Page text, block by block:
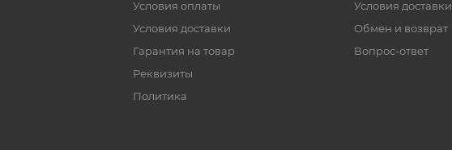
Условия оплаты
Условия доставки
Гарантия на товар
Реквизиты
Политика
Условия доставки
Обмен и возврат
Вопрос-ответ